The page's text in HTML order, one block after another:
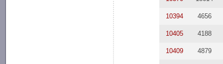
10394 4656
10405 4188
10409 4879